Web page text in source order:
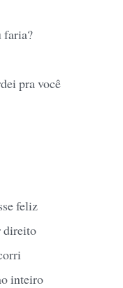
faria?
pra você
feliz
direito
inteiro